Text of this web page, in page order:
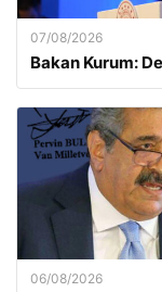
07/08/2026
Bakan Kurum:
06/08/2026